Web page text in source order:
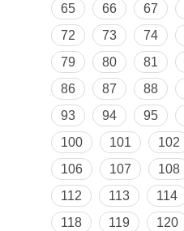
65
66 67
72
73 74
79
80 81
86
87 88
93
94 95
100
101 102
106
107 108
112
113 114
118
119 120